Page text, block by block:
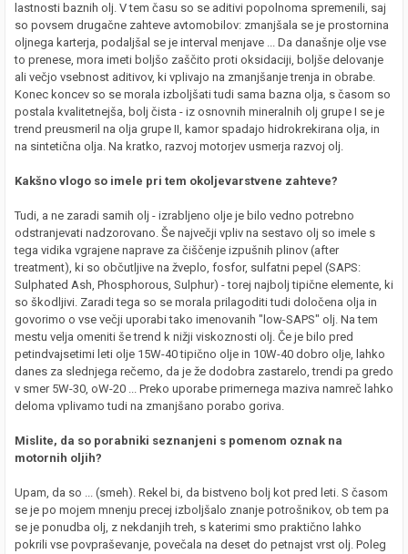
lastnosti baznih olj. V tem času so se aditivi popolnoma spremenili, saj
so povsem drugačne zahteve avtomobilov: zmanjšala se je prostornina
oljnega karterja, podaljšal se je interval menjave ... Da današnje olje vse
to prenese, mora imeti boljšo zaščito proti oksidaciji, boljše delovanje
ali večjo vsebnost aditivov, ki vplivajo na zmanjšanje trenja in obrabe.
Konec koncev so se morala izboljšati tudi sama bazna olja, s časom so
postala kvalitetnejša, bolj čista - iz osnovnih mineralnih olj grupe I se je
trend preusmeril na olja grupe II, kamor spadajo hidrokrekirana olja, in
na sintetična olja. Na kratko, razvoj motorjev usmerja razvoj olj.
Kakšno vlogo so imele pri tem okoljevarstvene zahteve?
Tudi, a ne zaradi samih olj - izrabljeno olje je bilo vedno potrebno
odstranjevati nadzorovano. Še največji vpliv na sestavo olj so imele s
tega vidika vgrajene naprave za čiščenje izpušnih plinov (after
treatment), ki so občutljive na žveplo, fosfor, sulfatni pepel (SAPS:
Sulphated Ash, Phosphorous, Sulphur) - torej najbolj tipične elemente, ki
so škodljivi. Zaradi tega so se morala prilagoditi tudi določena olja in
govorimo o vse večji uporabi tako imenovanih "low-SAPS" olj. Na tem
mestu velja omeniti še trend k nižji viskoznosti olj. Če je bilo pred
petindvajsetimi leti olje 15W-40 tipično olje in 10W-40 dobro olje, lahko
danes za slednjega rečemo, da je že dodobra zastarelo, trendi pa gredo
v smer 5W-30, oW-20 ... Preko uporabe primernega maziva namreč lahko
deloma vplivamo tudi na zmanjšano porabo goriva.
Mislite, da so porabniki seznanjeni s pomenom oznak na
motornih oljih?
Upam, da so ... (smeh). Rekel bi, da bistveno bolj kot pred leti. S časom
se je po mojem mnenju precej izboljšalo znanje potrošnikov, ob tem pa
se je ponudba olj, z nekdanjih treh, s katerimi smo praktično lahko
pokrili vse povpraševanje, povečala na deset do petnajst vrst olj. Poleg